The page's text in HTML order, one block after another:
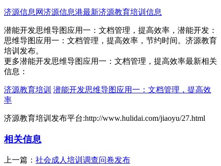
济源信息网济源信息港最新济源教育培训信息
潜能开发思维导图应用一：文档管理，提高效率，潜能开发：
思维导图应用一：文档管理，提高效率，节约时间。济源教育
培训发布。
更多潜能开发思维导图应用一：文档管理，提高效率最新相关
信息：
济源教育培训 潜能开发思维导图应用一：文档管理，提高效
率
济源教育培训发布平台:http://www.hulidai.com/jiaoyu/27.html
相关信息
上一篇： 社会成人培训调查问卷发布